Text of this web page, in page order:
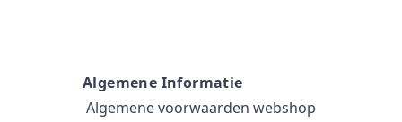
Algemene Informatie
Algemene voorwaarden webshop